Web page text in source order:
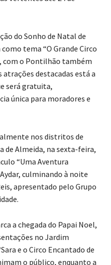
do Sonho de Natal de
tema “O Grande Circo
com o Pontilhão também
atrações destacadas está a
será gratuita,
única para moradores e
nos distritos de
de Almeida, na sexta-feira,
“Uma Aventura
culminando à noite
apresentado pelo Grupo
a chegada do Papai Noel,
no Jardim
e o Circo Encantado de
o público, enquanto a